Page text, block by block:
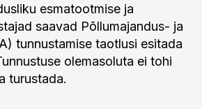
esmatootmise ja
saavad Põllumajandus- ja
tunnustamise taotlusi esitada
olemasoluta ei tohi
turustada.